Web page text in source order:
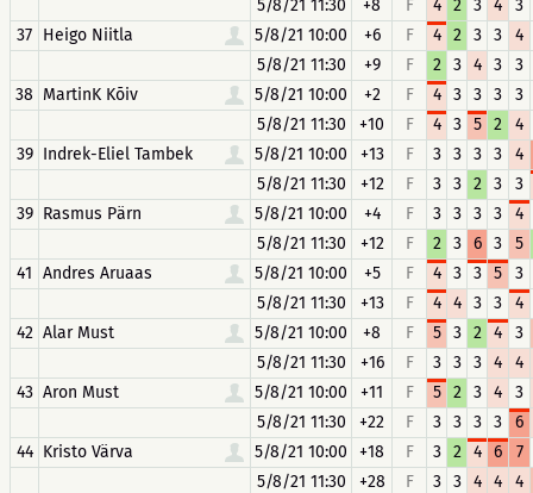
5/8/21 11:30
+8 F 4 2 3 4
3
37 Heigo Niitla 5/8/21 10:00 +6 F 4 2 3 3
4
5/8/21 11:30
+9 F 2 3 4 3
3
38 MartinK Kõiv 5/8/21 10:00 +2 F 4 3 3 3
3
5/8/21 11:30
+10 F 4 3 5 2
4
39 Indrek-Eliel Tambek 5/8/21 10:00 +13 F 3 3 3 3
4
5/8/21 11:30
+12 F 3 3 2 3
3
39 Rasmus Pärn 5/8/21 10:00 +4 F 3 3 3 3
4
5/8/21 11:30
+12 F 2 3 6 3
5
41 Andres Aruaas 5/8/21 10:00 +5 F 4 3 3 5
3
5/8/21 11:30
+13 F 4 4 3 3
4
42 Alar Must 5/8/21 10:00 +8 F 5 3 2 4
3
5/8/21 11:30
+16 F 3 3 3 4
4
43 Aron Must 5/8/21 10:00 +11 F 5 2 3 4
3
5/8/21 11:30
+22 F 3 3 3 3
6
44 Kristo Värva 5/8/21 10:00 +18 F 3 2 4 6
7
5/8/21 11:30
+28 F 3 3 4 4
4